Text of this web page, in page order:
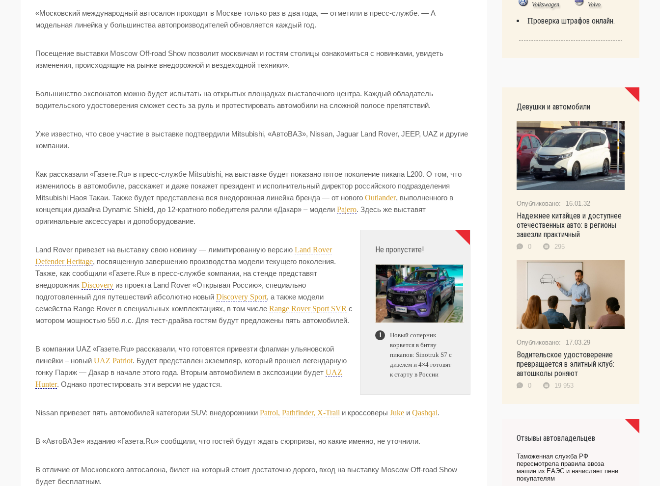
«Московский международный автосалон проходит в Москве только раз в два года, — отметили в пресс-службе. — А
модельная линейка у большинства автопроизводителей обновляется каждый год.
Посещение выставки Moscow Off-road Show позволит москвичам и гостям столицы ознакомиться с новинками, увидеть
изменения, происходящие на рынке внедорожной и вездеходной техники».
Большинство экспонатов можно будет испытать на открытых площадках выставочного центра. Каждый обладатель
водительского удостоверения сможет сесть за руль и протестировать автомобили на сложной полосе препятствий.
Уже известно, что свое участие в выставке подтвердили Mitsubishi, «АвтоВАЗ», Nissan, Jaguar Land Rover, JEEP, UAZ и другие
компании.
Как рассказали «Газете.Ru» в пресс-службе Mitsubishi, на выставке будет показано пятое поколение пикапа L200. О том, что
изменилось в автомобиле, расскажет и даже покажет президент и исполнительный директор российского подразделения
Mitsubishi Наоя Такаи. Также будет представлена вся внедорожная линейка бренда — от нового Outlander, выполненного в
концепции дизайна Dynamic Shield, до 12-кратного победителя ралли «Дакар» – модели Pajero. Здесь же выставят
оригинальные аксессуары и допоборудование.
Не пропустите!
Новый соперник
ворвется в битву
пикапов: Sinotruk S7 с
дизелем и 4×4 готовят
к старту в России
Land Rover привезет на выставку свою новинку — лимитированную версию Land Rover
Defender Heritage, посвященную завершению производства модели текущего поколения.
Также, как сообщили «Газете.Ru» в пресс-службе компании, на стенде представят
внедорожник Discovery из проекта Land Rover «Открывая Россию», специально
подготовленный для путешествий абсолютно новый Discovery Sport, а также модели
семейства Range Rover в специальных комплектациях, в том числе Range Rover Sport SVR с
мотором мощностью 550 л.с. Для тест-драйва гостям будут предложены пять автомобилей.
В компании UAZ «Газете.Ru» рассказали, что готовятся привезти флагман ульяновской
линейки – новый UAZ Patriot. Будет представлен экземпляр, который прошел легендарную
гонку Париж — Дакар в начале этого года. Вторым автомобилем в экспозиции будет UAZ
Hunter. Однако протестировать эти версии не удастся.
Nissan привезет пять автомобилей категории SUV: внедорожники Patrol, Pathfinder, X-Trail и кроссоверы Juke и Qashqai.
В «АвтоВАЗе» изданию «Газета.Ru» сообщили, что гостей будут ждать сюрпризы, но какие именно, не уточнили.
В отличие от Московского автосалона, билет на который стоит достаточно дорого, вход на выставку Moscow Off-road Show
будет бесплатным.
Volkswagen
Volvo
Проверка штрафов онлайн.
Девушки и автомобили
16.01.32
Надежнее китайцев и доступнее
отечественных авто: в регионы
завезли практичный
0 295
17.03.29
Водительское удостоверение
превращается в элитный клуб:
автошколы роняют
0 19 953
Отзывы автовладельцев
Таможенная служба РФ
пересмотрела правила ввоза
машин из ЕАЭС и начисляет пени
покупателям